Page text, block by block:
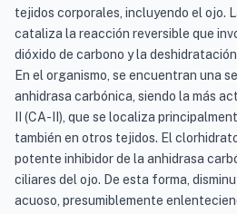
tejidos corporales, incluyendo el ojo.
cataliza la reacción reversible que
dióxido de carbono y la
En el organismo, se encuentran una
anhidrasa carbónica, siendo la más
II (CA-II), que se localiza
también en otros tejidos. El
potente inhibidor de la anhidrasa
ciliares del ojo. De esta forma,
acuoso, presumiblemente